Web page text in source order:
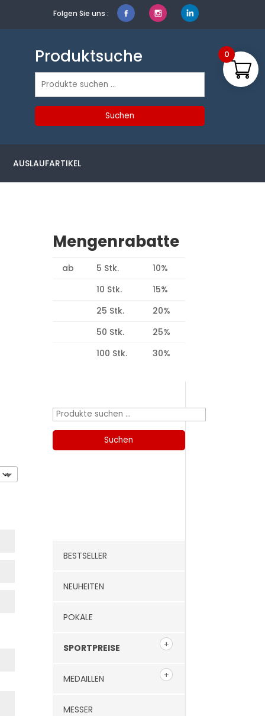
Folgen Sie uns :
Produktsuche
Suchen
Suchen
AUSLAUFARTIKEL
Mengenrabatte
ab 5 Stk.
10%
10 Stk.
15%
25 Stk.
20%
50 Stk.
25%
100 Stk.
30%
Suchen
Suchen
BESTSELLER
NEUHEITEN
POKALE
SPORTPREISE
MEDAILLEN
MESSER
0